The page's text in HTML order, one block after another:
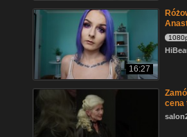
16:27
cena